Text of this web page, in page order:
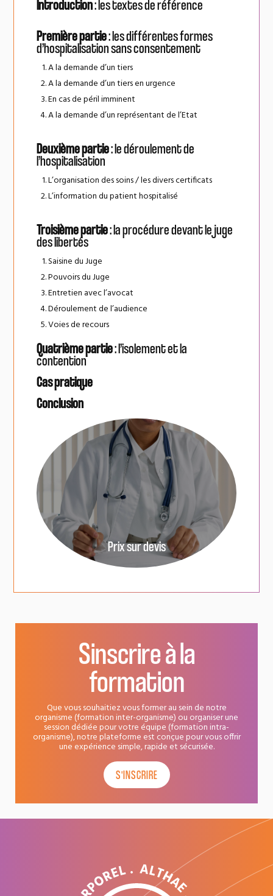
Prix sur devis
Introduction: les textes de référence
Première partie: les différentes formes
d’hospitalisation sans consentement
A la demande d’un tiers
A la demande d’un tiers en urgence
En cas de péril imminent
A la demande d’un représentant de l’Etat
Deuxième partie: le déroulement de
l’hospitalisation
L’organisation des soins / les divers certificats
L’information du patient hospitalisé
Troisième partie: la procédure devant le juge
des libertés
Saisine du Juge
Pouvoirs du Juge
Entretien avec l’avocat
Déroulement de l’audience
Voies de recours
Quatrième partie: l’isolement et la
contention
Cas pratique
Conclusion
Sinscrire à la
formation
Que vous souhaitiez vous former au sein de notre
organisme (formation inter-organisme) ou organiser une
session dédiée pour votre équipe (formation intra-
organisme), notre plateforme est conçue pour vous offrir
une expérience simple, rapide et sécurisée.
S'INSCRIRE